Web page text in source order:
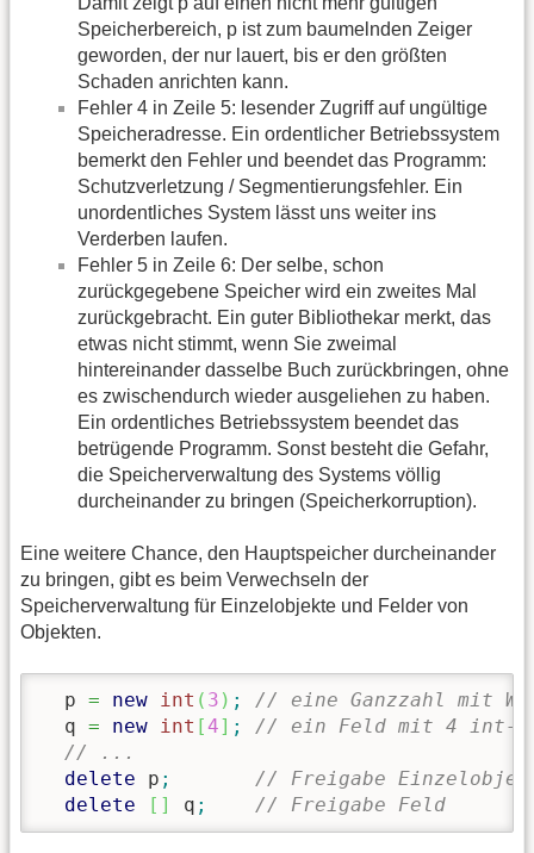
Speicherbereich, p ist zum baumelnden Zeiger
geworden, der nur lauert, bis er den größten
Schaden anrichten kann.
Fehler 4 in Zeile 5: lesender Zugriff auf ungültige
Speicheradresse. Ein ordentlicher Betriebssystem
bemerkt den Fehler und beendet das Programm:
Schutzverletzung / Segmentierungsfehler. Ein
unordentliches System lässt uns weiter ins
Verderben laufen.
Fehler 5 in Zeile 6: Der selbe, schon
zurückgegebene Speicher wird ein zweites Mal
zurückgebracht. Ein guter Bibliothekar merkt, das
etwas nicht stimmt, wenn Sie zweimal
hintereinander dasselbe Buch zurückbringen, ohne
es zwischendurch wieder ausgeliehen zu haben.
Ein ordentliches Betriebssystem beendet das
betrügende Programm. Sonst besteht die Gefahr,
die Speicherverwaltung des Systems völlig
durcheinander zu bringen (Speicherkorruption).
Eine weitere Chance, den Hauptspeicher durcheinander
zu bringen, gibt es beim Verwechseln der
Speicherverwaltung für Einzelobjekte und Felder von
Objekten.
  p
= new int ( 3 ) ;
// eine Ganzzahl mit
  q
= new int [4] ;
// ein Feld mit 4 int-
// ...
delete p ;
// Freigabe
delete
[ ] q ; // Freigabe Feld